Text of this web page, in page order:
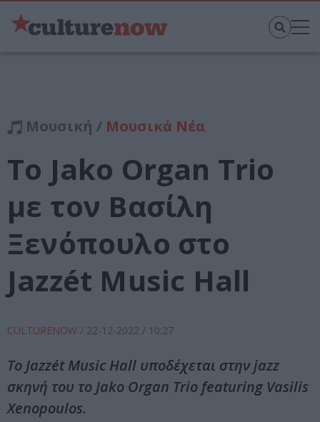
Μουσική / Μουσικά Νέα
Το Jako Organ Trio
με τον Βασίλη
Ξενόπουλο στο
Jazzét Music Hall
CULTURENOW / 22-12-2022 / 10:27
To Jazzét Music Hall υποδέχεται στην jazz
σκηνή του το Jako Organ Trio featuring Vasilis
Xenopoulos.